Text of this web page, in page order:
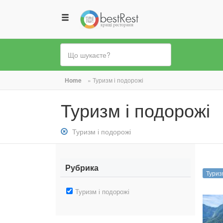
Ви
є
тут
Home » Туризм і подорожі
Туризм і подорожі
Зняти
фільтр:
і
подорожі
Туризм і подорожі
Рубрика
ЗнятиТуризм і подорожі